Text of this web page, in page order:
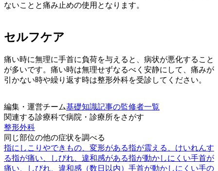
ないことと痛み止めの使用となります。
セルフケア
痛い時に無理に手首に負荷を与えると、病状が悪化すること
が多いです。痛い時は無理せずなるべく安静にして、痛みが
引かない時や繰り返す時は整形外科を受診してください。
編集・運営チーム基礎知識記事の監修者一覧
関連する診療科で病院・診療所をさがす
整形外科
同じ部位の他の症状を調べる
指にしこりやできもの、変形がある指が震える、けいれんす
る指が痛い、しびれ、違和感がある指が動かしにくい手首が
痛い、しびれ、違和感（数日以内） 手首が動かしにくい手の